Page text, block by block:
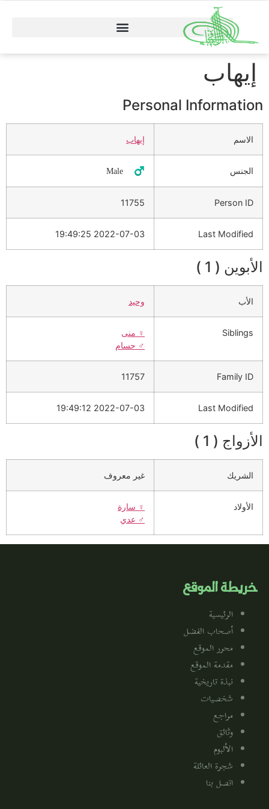
إيهاب
Personal Information
الاسم إيهاب
الجنس ♂️ Male
Person ID
11755
Last Modified
2022-07-03 19:49:25
الأبوين ( 1 )
الأب وحيد
Siblings
♀️ منى
♂️ حسام
Family ID
11757
Last Modified
2022-07-03 19:49:12
الأزواج ( 1 )
الشريك غير معروف
الأولاد ♀️ سارة
♂️ عدي
خريطة الموقع
الرئيسية
أصحاب الفضل
محرر الموقع
مقدمة الموقع
نبذة تاريخية
شخصيات
مراجع
وثائق
الألبوم
شجرة العائلة
اتصل بنا